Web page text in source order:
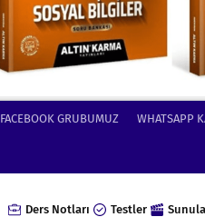
FACEBOOK GRUBUMUZ WHATSAPP
Ders Notları Testler